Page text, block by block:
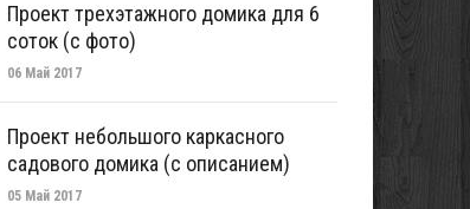
Проект трехэтажного домика для 6
соток (с фото)
06 Май 2017
Проект небольшого каркасного
садового домика (с описанием)
05 Май 2017